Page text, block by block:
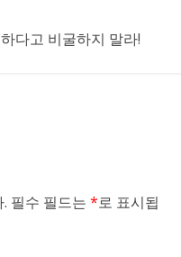
다고 비굴하지 말라!
필수 필드는 *로 표시됩